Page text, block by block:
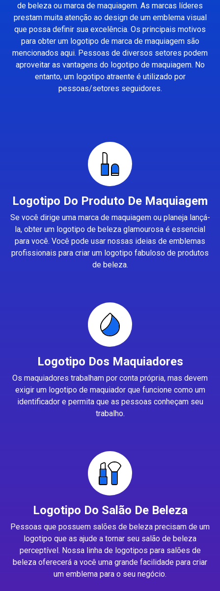
de beleza ou marca de maquiagem. As marcas líderes
prestam muita atenção ao design de um emblema visual
que possa definir sua excelência. Os principais motivos
para obter um logotipo de marca de maquiagem são
mencionados aqui. Pessoas de diversos setores podem
aproveitar as vantagens do logotipo de maquiagem. No
entanto, um logotipo atraente é utilizado por
pessoas/setores seguidores.
Logotipo Do Produto De Maquiagem
Se você dirige uma marca de maquiagem ou planeja lançá-
la, obter um logotipo de beleza glamourosa é essencial
para você. Você pode usar nossas ideias de emblemas
profissionais para criar um logotipo fabuloso de produtos
de beleza.
Logotipo Dos Maquiadores
Os maquiadores trabalham por conta própria, mas devem
exigir um logotipo de maquiador que funcione como um
identificador e permita que as pessoas conheçam seu
trabalho.
Logotipo Do Salão De Beleza
Pessoas que possuem salões de beleza precisam de um
logotipo que as ajude a tornar seu salão de beleza
perceptível. Nossa linha de logotipos para salões de
beleza oferecerá a você uma grande facilidade para criar
um emblema para o seu negócio.